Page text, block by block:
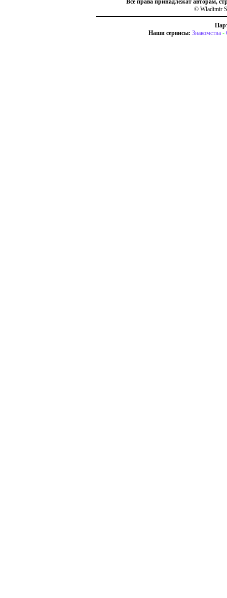
Все права принадлежат авторам,
© Wladimir
Наши сервисы: Знакомства -